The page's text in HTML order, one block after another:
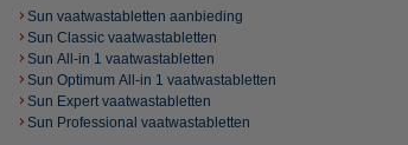
Sun vaatwastabletten aanbieding
Sun Classic vaatwastabletten
Sun All-in 1 vaatwastabletten
Sun Optimum All-in 1 vaatwastabletten
Sun Expert vaatwastabletten
Sun Professional vaatwastabletten